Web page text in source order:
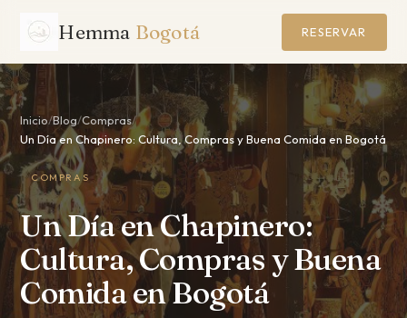
Hemma Bogotá RESERVAR
Inicio/Blog/Compras/
Un Día en Chapinero: Cultura, Compras y Buena Comida en Bogotá
COMPRAS
Un Día en Chapinero:
Cultura, Compras y Buena
Comida en Bogotá